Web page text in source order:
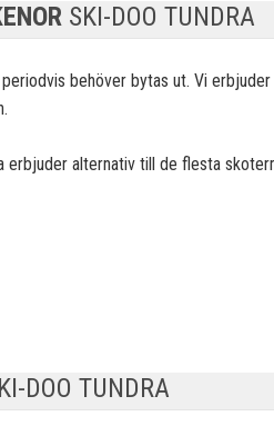
SKI-DOO TUNDRA
behöver bytas ut. Vi
erbjuder alternativ till de flesta
DOO TUNDRA